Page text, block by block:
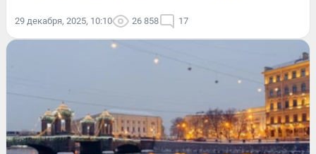
29 декабря, 2025, 10:10 26 858 17